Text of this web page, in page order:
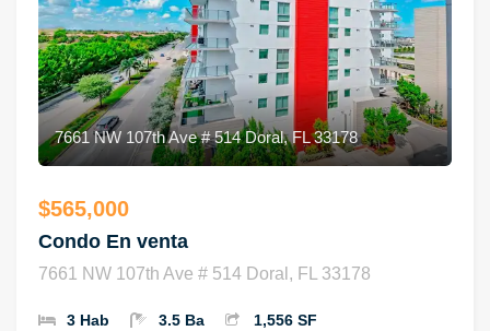
7661 NW 107th Ave # 514 Doral, FL 33178
$565,000
Condo En venta
7661 NW 107th Ave # 514 Doral, FL 33178
3 Hab 3.5 Ba 1,556 SF